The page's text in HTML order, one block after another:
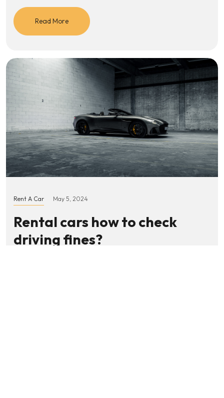
Read More
Rent A Car May 5, 2024
Rental cars how to check
driving fines?